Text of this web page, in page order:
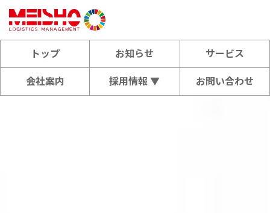
トップ お知らせ サービス
会社案内 採用情報 ▼ お問い合わせ